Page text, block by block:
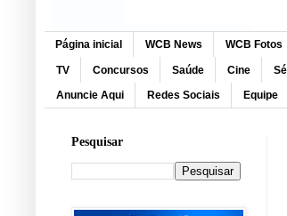
Página inicial WCB News WCB Fotos
TV Concursos Saúde Cine
Anuncie Aqui Redes Sociais Equipe
Pesquisar